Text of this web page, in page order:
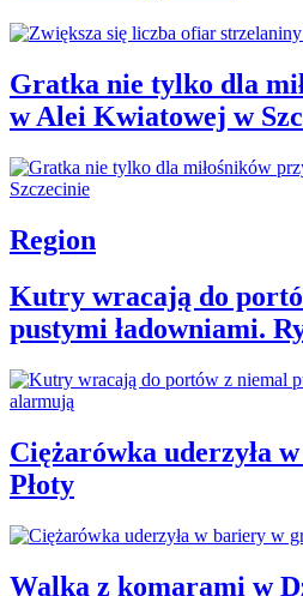
Gratka nie tylko dla
w Alei Kwiatowej w
Region
Kutry wracają do
pustymi ładowniami.
Ciężarówka uderzyła
Płoty
Walka z komarami w